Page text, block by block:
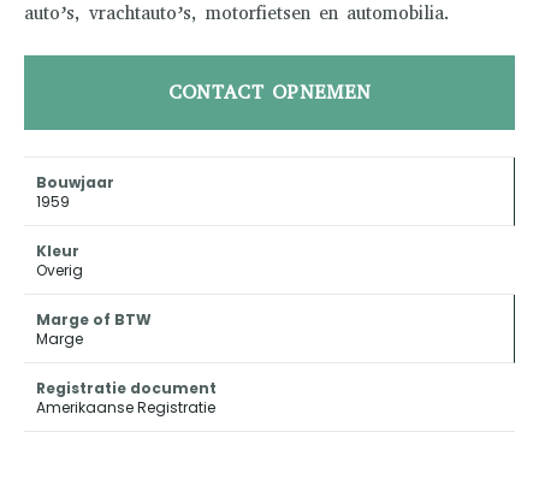
auto’s, vrachtauto’s, motorfietsen en automobilia.
CONTACT OPNEMEN
Bouwjaar
1959
Kleur
Overig
Marge of BTW
Marge
Registratie document
Amerikaanse Registratie